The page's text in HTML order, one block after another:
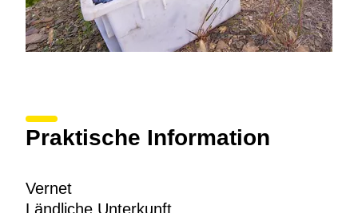
Praktische Information
Vernet
Ländliche Unterkunft